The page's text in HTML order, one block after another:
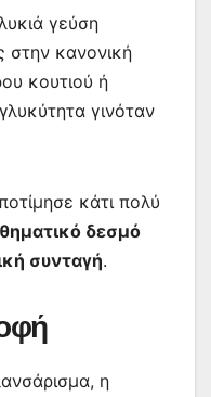
γεύση
στην κανονική
κουτιού ή
γινόταν
κάτι πολύ
δεσμό
συνταγή.
η